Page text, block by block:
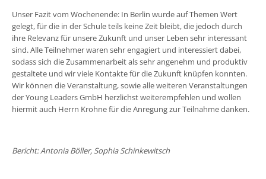
Unser Fazit vom Wochenende: In Berlin wurde auf Themen Wert
gelegt, für die in der Schule teils keine Zeit bleibt, die jedoch durch
ihre Relevanz für unsere Zukunft und unser Leben sehr interessant
sind. Alle Teilnehmer waren sehr engagiert und interessiert dabei,
sodass sich die Zusammenarbeit als sehr angenehm und produktiv
gestaltete und wir viele Kontakte für die Zukunft knüpfen konnten.
Wir können die Veranstaltung, sowie alle weiteren Veranstaltungen
der Young Leaders GmbH herzlichst weiterempfehlen und wollen
hiermit auch Herrn Krohne für die Anregung zur Teilnahme danken.
Bericht: Antonia Böller, Sophia Schinkewitsch